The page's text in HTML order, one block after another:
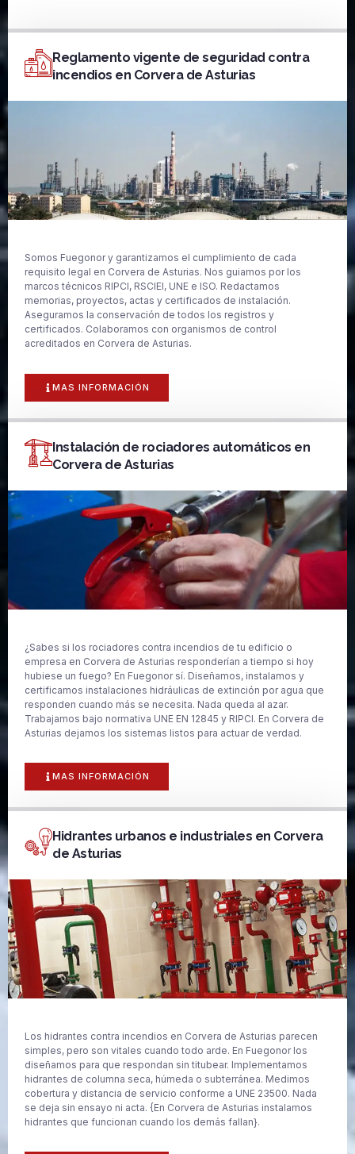
Reglamento vigente de seguridad contra
incendios en Corvera de Asturias
Somos Fuegonor y garantizamos el cumplimiento de cada
requisito legal en Corvera de Asturias. Nos guiamos por los
marcos técnicos RIPCI, RSCIEI, UNE e ISO. Redactamos
memorias, proyectos, actas y certificados de instalación.
Aseguramos la conservación de todos los registros y
certificados. Colaboramos con organismos de control
acreditados en Corvera de Asturias.
MAS INFORMACIÓN
Instalación de rociadores automáticos en
Corvera de Asturias
¿Sabes si los rociadores contra incendios de tu edificio o
empresa en Corvera de Asturias responderían a tiempo si hoy
hubiese un fuego? En Fuegonor sí. Diseñamos, instalamos y
certificamos instalaciones hidráulicas de extinción por agua que
responden cuando más se necesita. Nada queda al azar.
Trabajamos bajo normativa UNE EN 12845 y RIPCI. En Corvera de
Asturias dejamos los sistemas listos para actuar de verdad.
MAS INFORMACIÓN
Hidrantes urbanos e industriales en Corvera
de Asturias
Los hidrantes contra incendios en Corvera de Asturias parecen
simples, pero son vitales cuando todo arde. En Fuegonor los
diseñamos para que respondan sin titubear. Implementamos
hidrantes de columna seca, húmeda o subterránea. Medimos
cobertura y distancia de servicio conforme a UNE 23500. Nada
se deja sin ensayo ni acta. {En Corvera de Asturias instalamos
hidrantes que funcionan cuando los demás fallan}.